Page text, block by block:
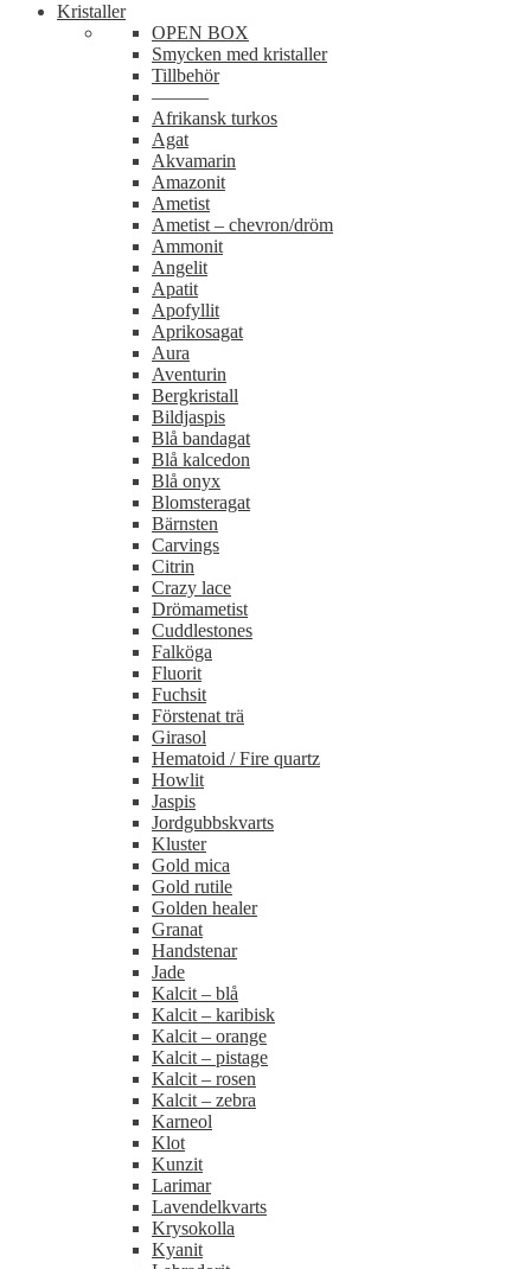
Kristaller
OPEN BOX
Smycken med kristaller
Tillbehör
———
Afrikansk turkos
Agat
Akvamarin
Amazonit
Ametist
Ametist – chevron/dröm
Ammonit
Angelit
Apatit
Apofyllit
Aprikosagat
Aura
Aventurin
Bergkristall
Bildjaspis
Blå bandagat
Blå kalcedon
Blå onyx
Blomsteragat
Bärnsten
Carvings
Citrin
Crazy lace
Drömametist
Cuddlestones
Falköga
Fluorit
Fuchsit
Förstenat trä
Girasol
Hematoid / Fire quartz
Howlit
Jaspis
Jordgubbskvarts
Kluster
Gold mica
Gold rutile
Golden healer
Granat
Handstenar
Jade
Kalcit – blå
Kalcit – karibisk
Kalcit – orange
Kalcit – pistage
Kalcit – rosen
Kalcit – zebra
Karneol
Klot
Kunzit
Larimar
Lavendelkvarts
Krysokolla
Kyanit